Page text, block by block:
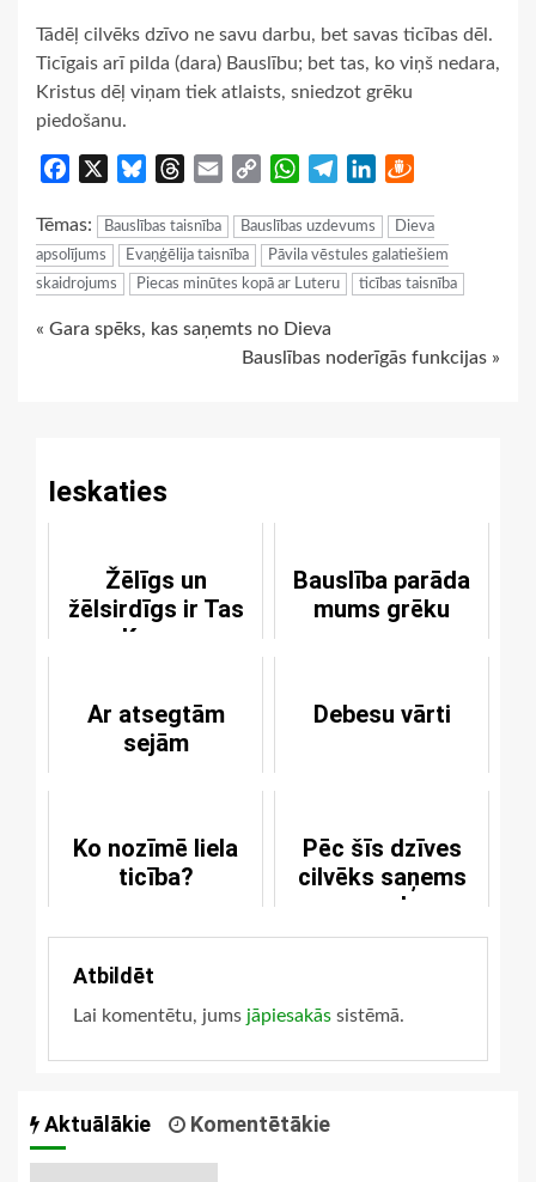
Tādēļ cilvēks dzīvo ne savu darbu, bet savas ticības dēl.
Ticīgais arī pilda (dara) Bauslību; bet tas, ko viņš nedara,
Kristus dēļ viņam tiek atlaists, sniedzot grēku
piedošanu.
Facebook BlueskyThreads
Email
Copy
WhatsApp
TelegramLinkedIn
Tēmas: Bauslības taisnība Bauslības uzdevums
Dieva
apsolījums
Evaņģēlija taisnība
Pāvila vēstules galatiešiem
skaidrojums
Piecas minūtes kopā ar Luteru ticības taisnība
Continue
« Gara spēks, kas saņemts no Dieva
Bauslības noderīgās funkcijas »
Ieskaties
Žēlīgs un
žēlsirdīgs ir Tas
Kungs
Bauslība parāda
mums grēku
Ar atsegtām
sejām
Debesu vārti
Ko nozīmē liela
ticība?
Pēc šīs dzīves
cilvēks saņems
savu algu
Atbildēt
Lai komentētu, jums jāpiesakās sistēmā.
Aktuālākie Komentētākie